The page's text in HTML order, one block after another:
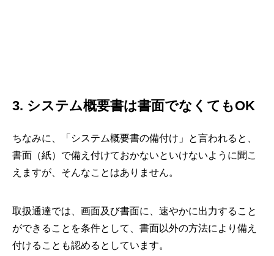
3. システム概要書は書面でなくてもOK
ちなみに、「システム概要書の備付け」と言われると、
書面（紙）で備え付けておかないといけないように聞こ
えますが、そんなことはありません。
取扱通達では、画面及び書面に、速やかに出力すること
ができることを条件として、書面以外の方法により備え
付けることも認めるとしています。